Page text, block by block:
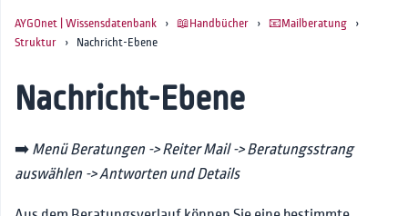
Produktseite
🚀Onboarding
AYGOnet | Wissensdatenbank › 📖Handbücher › 📧Mailberatung ›
Struktur › Nachricht-Ebene
Nachricht-Ebene
➡️ Menü Beratungen -> Reiter Mail -> Beratungsstrang
auswählen -> Antworten und Details